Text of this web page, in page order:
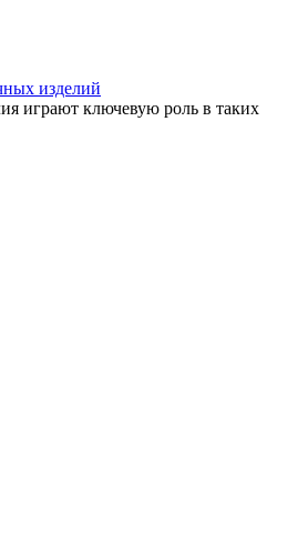
изделий
играют ключевую роль в таких